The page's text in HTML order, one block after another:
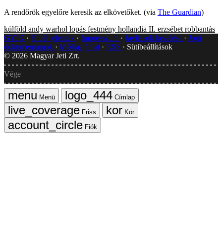
A rendőrök egyelőre keresik az elkövetőket. (via The Guardian)
külföld andy warhol lopás festmény hollandia II. erzsébet robbantás
GYIK
Hibát jelentek Impresszum Javítások kezelése
Jogi
dokumentumok
Médiaajánlat RSS
Sütibeállítások
© 2026 Magyar Jeti Zrt.
Vége
Menü
Címlap
Friss
Kör
Fiók